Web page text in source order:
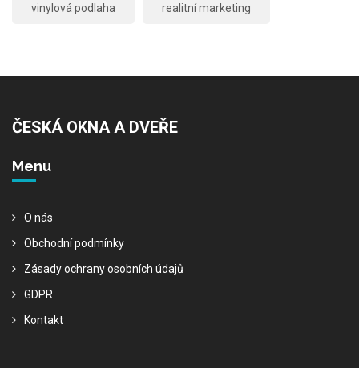
vinylová podlaha realitní marketing
ČESKÁ OKNA A DVEŘE
Menu
O nás
Obchodní podmínky
Zásady ochrany osobních údajů
GDPR
Kontakt